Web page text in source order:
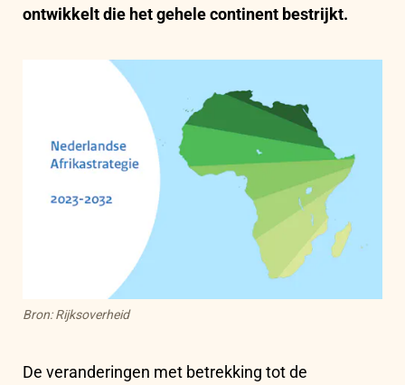
ontwikkelt die het gehele continent bestrijkt.
Bron: Rijksoverheid
De veranderingen met betrekking tot de